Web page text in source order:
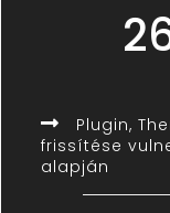
Plugin,
frissítése
alapján